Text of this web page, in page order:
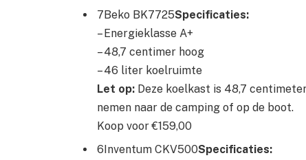
7Beko BK7725Specificaties:
– Energieklasse A+
– 48,7 centimer hoog
– 46 liter koelruimte
Let op: Deze koelkast is 48,7
nemen naar de camping of op de boot.
Koop voor €159,00
6Inventum CKV500Specificaties: